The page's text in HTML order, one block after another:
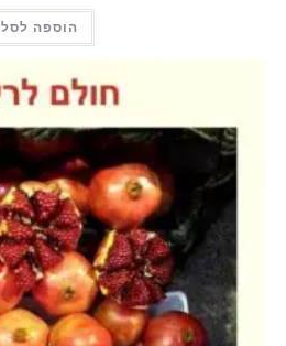
הוספה לסל